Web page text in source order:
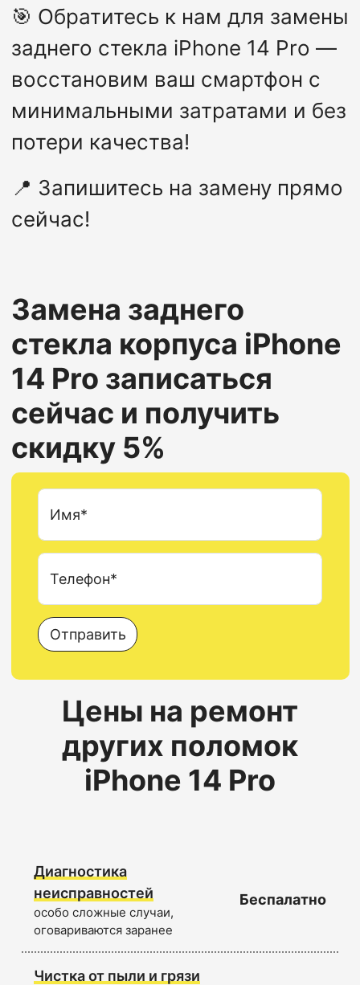
🎯 Обратитесь к нам для замены
заднего стекла iPhone 14 Pro —
восстановим ваш смартфон с
минимальными затратами и без
потери качества!
📍 Запишитесь на замену прямо
сейчас!
Замена заднего
стекла корпуса iPhone
14 Pro записаться
сейчас и получить
скидку 5%
Имя*
Телефон*
Отправить
Цены на ремонт
других поломок
iPhone 14 Pro
Диагностика
неисправностей
особо сложные случаи,
оговариваются заранее
Беспалатно
Чистка от пыли и грязи